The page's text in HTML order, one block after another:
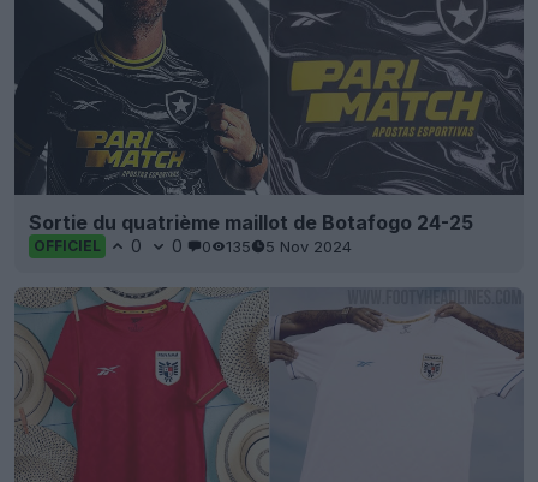
Sortie du quatrième maillot de Botafogo 24-25
OFFICIEL 0 0 0 135 5 Nov 2024